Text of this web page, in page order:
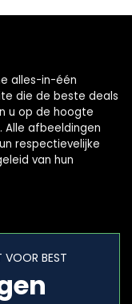
alles-in-één
die de beste deals
u op de hoogte
afbeeldingen
respectievelijke
van hun
VOOR BEST